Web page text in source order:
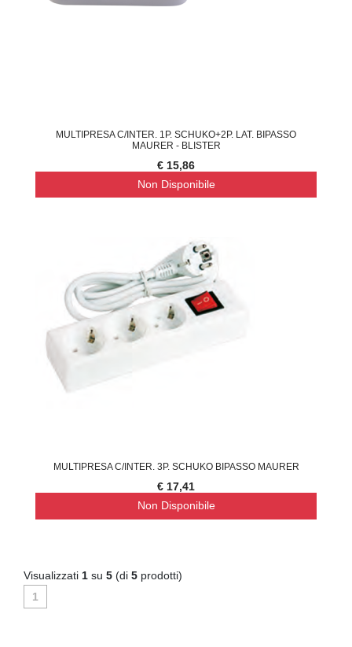
MULTIPRESA C/INTER. 1P. SCHUKO+2P. LAT. BIPASSO
MAURER - BLISTER
€ 15,86
Non Disponibile
MULTIPRESA C/INTER. 3P. SCHUKO BIPASSO MAURER
€ 17,41
Non Disponibile
Visualizzati 1 su 5 (di 5 prodotti)
1